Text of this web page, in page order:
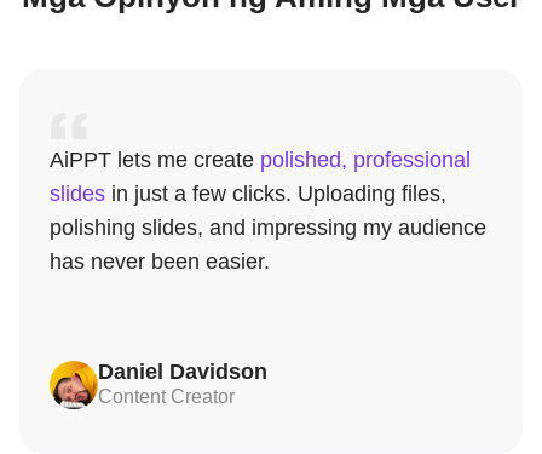
AiPPT lets me create polished, professional
slides in just a few clicks. Uploading files,
polishing slides, and impressing my audience
has never been easier.
Daniel Davidson
Content Creator